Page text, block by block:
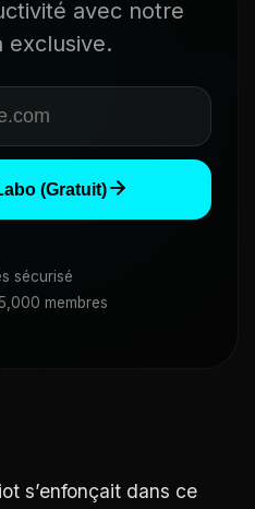
avec notre
exclusive.
(Gratuit)
sécurisé
membres
s’enfonçait dans ce